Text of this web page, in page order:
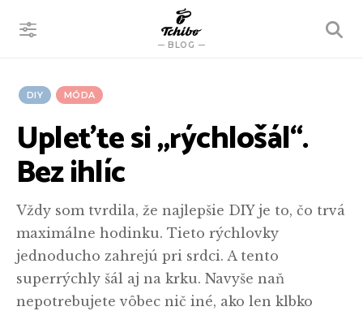
BLOG
VYHĽADÁVANIE
DIY MÓDA
Upleťte si „rýchlošál“.
Bez ihlíc
Vždy som tvrdila, že najlepšie DIY je to, čo trvá
maximálne hodinku. Tieto rýchlovky
jednoducho zahrejú pri srdci. A tento
superrýchly šál aj na krku. Navyše naň
nepotrebujete vôbec nič iné, ako len klbko